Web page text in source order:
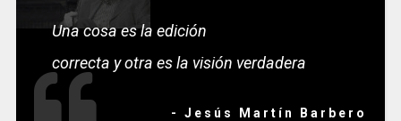
Una cosa es la edición
correcta y otra es la visión verdadera
- Jesús Martín Barbero